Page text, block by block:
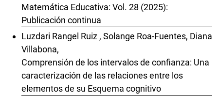
Matemática Educativa: Vol. 28 (2025):
Publicación continua
Luzdari Rangel Ruiz , Solange Roa-Fuentes, Diana
Villabona,
Comprensión de los intervalos de confianza: Una
caracterización de las relaciones entre los
elementos de su Esquema cognitivo